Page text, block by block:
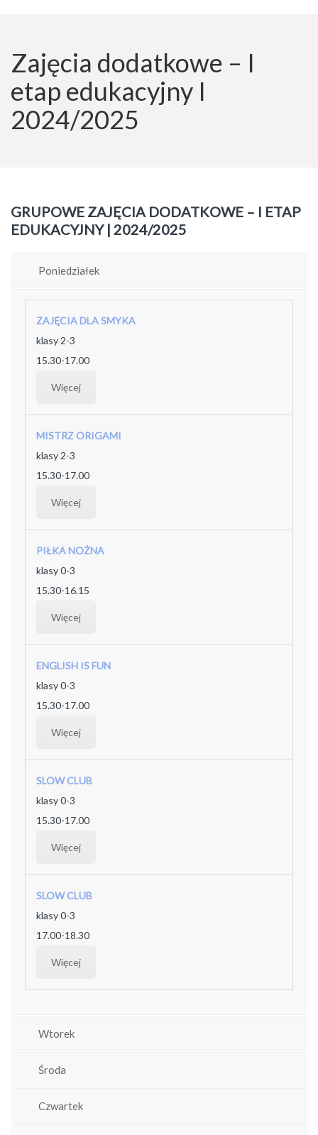
Zajęcia dodatkowe – I
etap edukacyjny I
2024/2025
GRUPOWE ZAJĘCIA DODATKOWE – I ETAP
EDUKACYJNY | 2024/2025
Poniedziałek
ZAJĘCIA DLA SMYKA
klasy 2-3
15.30-17.00
Więcej
MISTRZ ORIGAMI
klasy 2-3
15.30-17.00
Więcej
PIŁKA NOŻNA
klasy 0-3
15.30-16.15
Więcej
ENGLISH IS FUN
klasy 0-3
15.30-17.00
Więcej
SLOW CLUB
klasy 0-3
15.30-17.00
Więcej
SLOW CLUB
klasy 0-3
17.00-18.30
Więcej
Wtorek
Środa
Czwartek